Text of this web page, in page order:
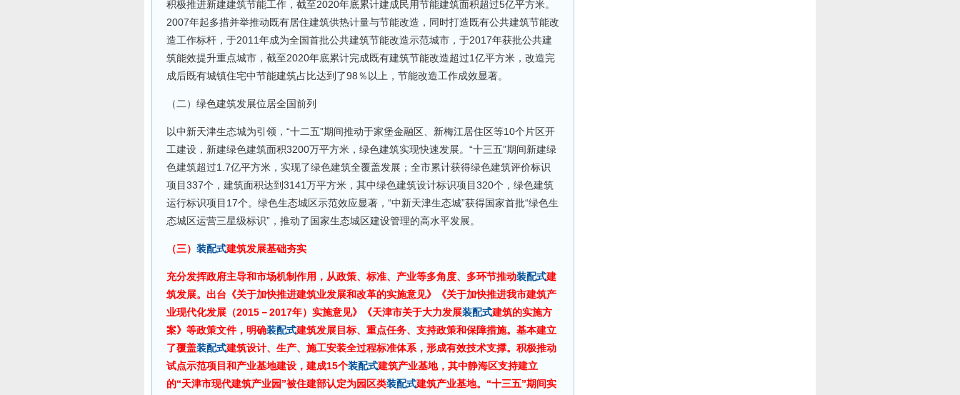
积极推进新建建筑节能工作，截至2020年底累计建成民用节能建筑面积超过5亿平方米。
2007年起多措并举推动既有居住建筑供热计量与节能改造，同时打造既有公共建筑节能改
造工作标杆，于2011年成为全国首批公共建筑节能改造示范城市，于2017年获批公共建
筑能效提升重点城市，截至2020年底累计完成既有建筑节能改造超过1亿平方米，改造完
成后既有城镇住宅中节能建筑占比达到了98％以上，节能改造工作成效显著。
（二）绿色建筑发展位居全国前列
以中新天津生态城为引领，“十二五”期间推动于家堡金融区、新梅江居住区等10个片区开
工建设，新建绿色建筑面积3200万平方米，绿色建筑实现快速发展。“十三五”期间新建绿
色建筑超过1.7亿平方米，实现了绿色建筑全覆盖发展；全市累计获得绿色建筑评价标识
项目337个，建筑面积达到3141万平方米，其中绿色建筑设计标识项目320个，绿色建筑
运行标识项目17个。绿色生态城区示范效应显著，“中新天津生态城”获得国家首批“绿色生
态城区运营三星级标识”，推动了国家生态城区建设管理的高水平发展。
（三） 装配式建筑发展基础夯实
充分发挥政府主导和市场机制作用，从政策、标准、产业等多角度、多环节推动装配式建
筑发展。出台《关于加快推进建筑业发展和改革的实施意见》《关于加快推进我市建筑产
业现代化发展（2015－2017年）实施意见》《天津市关于大力发展装配式建筑的实施方
案》等政策文件，明确装配式建筑发展目标、重点任务、支持政策和保障措施。基本建立
了覆盖装配式建筑设计、生产、施工安装全过程标准体系，形成有效技术支撑。积极推动
试点示范项目和产业基地建设，建成15个装配式建筑产业基地，其中静海区支持建立
的“天津市现代建筑产业园”被住建部认定为园区类装配式建筑产业基地。“十三五”期间实